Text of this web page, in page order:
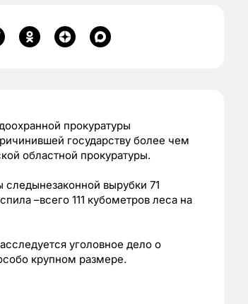
прокуратуры
государству более чем
областной прокуратуры.
вырубки 71
–всего 111 кубометров леса на
уголовное дело о
крупном размере.